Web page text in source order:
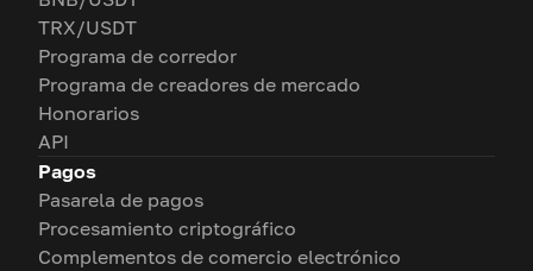
TRX/USDT
Programa de corredor
Programa de creadores de mercado
Honorarios
API
Pagos
Pasarela de pagos
Procesamiento criptográfico
Complementos de comercio electrónico